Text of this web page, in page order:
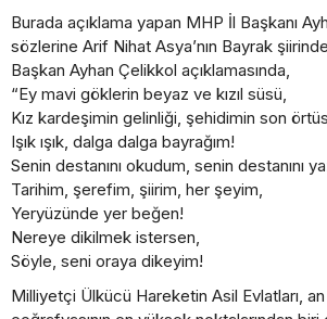
Burada açıklama yapan MHP İl Başkanı
sözlerine Arif Nihat Asya’nın Bayrak
Başkan Ayhan Çelikkol açıklamasında,
“Ey mavi göklerin beyaz ve kızıl süsü,
Kız kardeşimin gelinliği, şehidimin son
Işık ışık, dalga dalga bayrağım!
Senin destanını okudum, senin destanını
Tarihim, şerefim, şiirim, her şeyim,
Yeryüzünde yer beğen!
Nereye dikilmek istersen,
Söyle, seni oraya dikeyim!
Milliyetçi Ülkücü Hareketin Asil Evlatları, an